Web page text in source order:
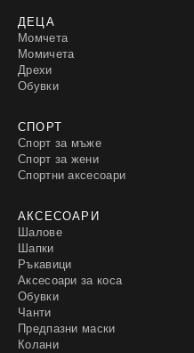
ДЕЦА
Момчета
Момичета
Дрехи
Обувки
СПОРТ
Спорт за мъже
Спорт за жени
Спортни аксесоари
АКСЕСОАРИ
Шалове
Шапки
Ръкавици
Аксесоари за коса
Обувки
Чанти
Предпазни маски
Колани